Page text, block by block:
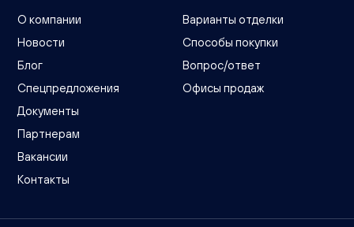
О компании
Новости
Блог
Спецпредложения
Документы
Партнерам
Вакансии
Контакты
Варианты отделки
Способы покупки
Вопрос/ответ
Офисы продаж